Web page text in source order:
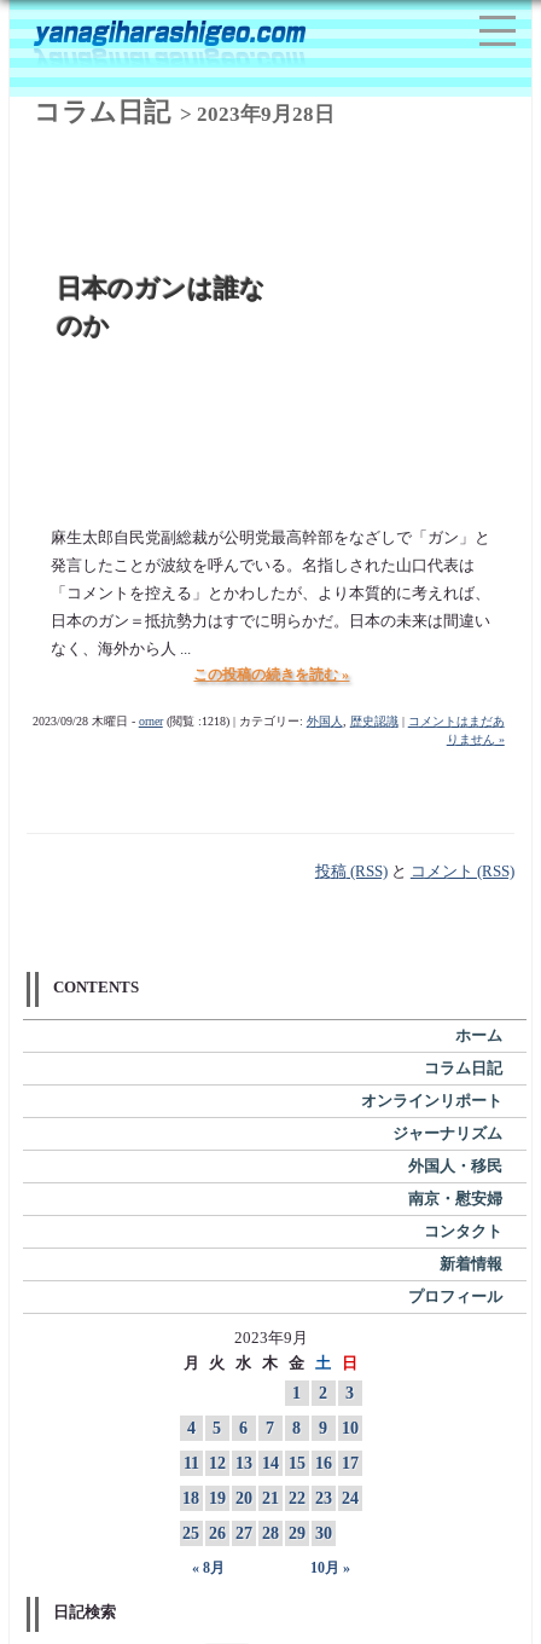
コラム日記> 2023年9月28日
日本のガンは誰な
のか
麻生太郎自民党副総裁が公明党最高幹部をなざしで「ガン」と
発言したことが波紋を呼んでいる。名指しされた山口代表は
「コメントを控える」とかわしたが、より本質的に考えれば、
日本のガン＝抵抗勢力はすでに明らかだ。日本の未来は間違い
なく、海外から人 ...
この投稿の続きを読む »
2023/09/28 木曜日 - orner(閲覧 :1218) | カテゴリー: 外国人, 歴史認識|
コメントはまだあ
りません »
投稿 (RSS)と コメント (RSS)
CONTENTS
ホーム
コラム日記
オンラインリポート
ジャーナリズム
外国人・移民
南京・慰安婦
コンタクト
新着情報
プロフィール
2023年9月
月
火 水 木 金 土 日
« 8月 10月 »
1 2
3
4
5 6 7 8 9
10
11
12 13 14 15 16
17
18 19 20 21 22 23 24
25 26 27 28 29 30
日記検索